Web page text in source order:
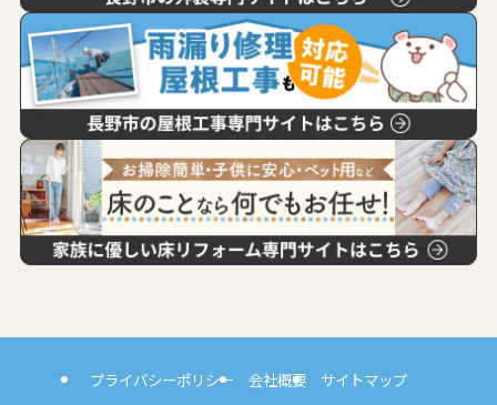
プライバシーポリシー 会社概要 サイトマップ